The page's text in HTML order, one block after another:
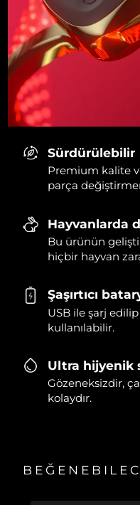
Sürdürülebilir
Premium kalite
parça
Hayvanlarda
Bu ürünün
hiçbir hayvan
Şaşırtıcı
USB ile şarj
kullanılabilir.
Ultra hijyenik
Gözeneksizdir,
kolaydır.